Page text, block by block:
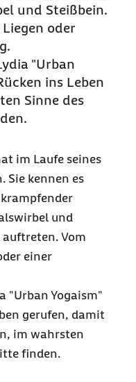
Übungen aus
und Steißbein.
oder
"Urban
ins Leben
Sinne des
im Laufe seines
Sie kennen es
und
Vom
einer
"Urban Yogaism"
gerufen, damit
im wahrsten
finden.